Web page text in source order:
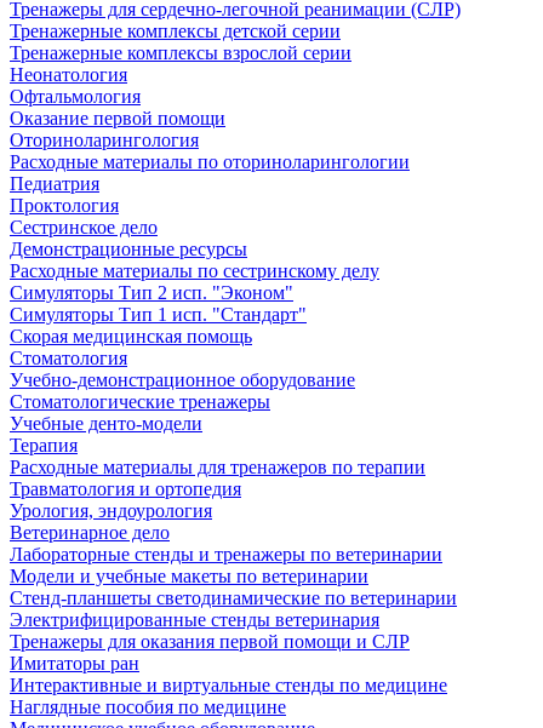
Тренажеры для сердечно-легочной реанимации (СЛР)
Тренажерные комплексы детской серии
Тренажерные комплексы взрослой серии
Неонатология
Офтальмология
Оказание первой помощи
Оториноларингология
Расходные материалы по оториноларингологии
Педиатрия
Проктология
Сестринское дело
Демонстрационные ресурсы
Расходные материалы по сестринскому делу
Симуляторы Тип 2 исп. "Эконом"
Симуляторы Тип 1 исп. "Стандарт"
Скорая медицинская помощь
Стоматология
Учебно-демонстрационное оборудование
Стоматологические тренажеры
Учебные денто-модели
Терапия
Расходные материалы для тренажеров по терапии
Травматология и ортопедия
Урология, эндоурология
Ветеринарное дело
Лабораторные стенды и тренажеры по ветеринарии
Модели и учебные макеты по ветеринарии
Стенд-планшеты светодинамические по ветеринарии
Электрифицированные стенды ветеринария
Тренажеры для оказания первой помощи и СЛР
Имитаторы ран
Интерактивные и виртуальные стенды по медицине
Наглядные пособия по медицине